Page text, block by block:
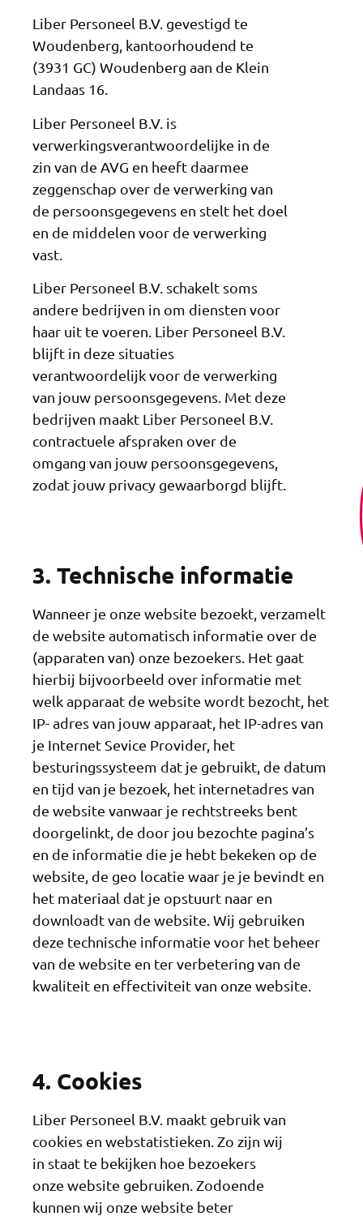
Liber Personeel B.V. gevestigd te
Woudenberg, kantoorhoudend te
(3931 GC) Woudenberg aan de Klein
Landaas 16.
Liber Personeel B.V. is
verwerkingsverantwoordelijke in de
zin van de AVG en heeft daarmee
zeggenschap over de verwerking van
de persoonsgegevens en stelt het doel
en de middelen voor de verwerking
vast.
Liber Personeel B.V. schakelt soms
andere bedrijven in om diensten voor
haar uit te voeren. Liber Personeel B.V.
blijft in deze situaties
verantwoordelijk voor de verwerking
van jouw persoonsgegevens. Met deze
bedrijven maakt Liber Personeel B.V.
contractuele afspraken over de
omgang van jouw persoonsgegevens,
zodat jouw privacy gewaarborgd blijft.
3. Technische informatie
Wanneer je onze website bezoekt, verzamelt
de website automatisch informatie over de
(apparaten van) onze bezoekers. Het gaat
hierbij bijvoorbeeld over informatie met
welk apparaat de website wordt bezocht, het
IP- adres van jouw apparaat, het IP-adres van
je Internet Sevice Provider, het
besturingssysteem dat je gebruikt, de datum
en tijd van je bezoek, het internetadres van
de website vanwaar je rechtstreeks bent
doorgelinkt, de door jou bezochte pagina’s
en de informatie die je hebt bekeken op de
website, de geo locatie waar je je bevindt en
het materiaal dat je opstuurt naar en
downloadt van de website. Wij gebruiken
deze technische informatie voor het beheer
van de website en ter verbetering van de
kwaliteit en effectiviteit van onze website.
4. Cookies
Liber Personeel B.V. maakt gebruik van
cookies en webstatistieken. Zo zijn wij
in staat te bekijken hoe bezoekers
onze website gebruiken. Zodoende
kunnen wij onze website beter